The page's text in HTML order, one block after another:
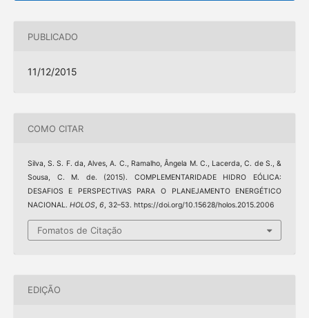
PUBLICADO
11/12/2015
COMO CITAR
Silva, S. S. F. da, Alves, A. C., Ramalho, Ângela M. C., Lacerda, C. de S., &
Sousa, C. M. de. (2015). COMPLEMENTARIDADE HIDRO EÓLICA:
DESAFIOS E PERSPECTIVAS PARA O PLANEJAMENTO ENERGÉTICO
NACIONAL. HOLOS, 6, 32–53. https://doi.org/10.15628/holos.2015.2006
Fomatos de Citação
EDIÇÃO